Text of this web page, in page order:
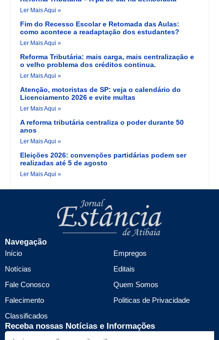
Ler Mais Aqui »
Fim do Recesso Escolar e Retomada das Aulas:
como acontece a readaptação dos estudantes?
Ler Mais Aqui »
Reforma Tributária: mais carga, mais centralização e
o velho problema dos créditos continua.
Ler Mais Aqui »
Atenção, motoristas de SP: veja o calendário do
Licenciamento 2026 e evite multas
Ler Mais Aqui »
A reforma tributária centraliza o poder durante 50
anos
Ler Mais Aqui »
Eleições 2026: convenções partidárias podem ser
realizadas até 5 de agosto
Ler Mais Aqui »
Navegação
Início
Notícias
Fale Conosco
Falecimento
Classificados
Empregos
Editais
Quem Somos
Politicas de Privacidade
Receba nossas Notícias e Informações